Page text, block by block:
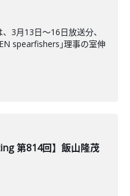
3月13日〜16日放送分、
spearfishers｣理事の室伸
第814回】飯山隆茂